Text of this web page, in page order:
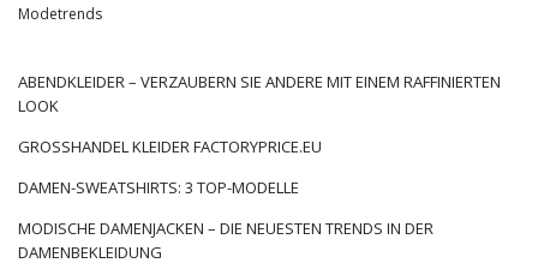
Modetrends
ABENDKLEIDER – VERZAUBERN SIE ANDERE MIT EINEM RAFFINIERTEN
LOOK
GROSSHANDEL KLEIDER FACTORYPRICE.EU
DAMEN-SWEATSHIRTS: 3 TOP-MODELLE
MODISCHE DAMENJACKEN – DIE NEUESTEN TRENDS IN DER
DAMENBEKLEIDUNG